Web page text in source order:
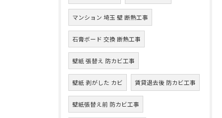
マンション 埼玉 壁 断熱工事
石膏ボード 交換 断熱工事
壁紙 張替え 防カビ工事
壁紙 剥がした カビ 賃貸退去後 防カビ工事
壁紙張替え前 防カビ工事